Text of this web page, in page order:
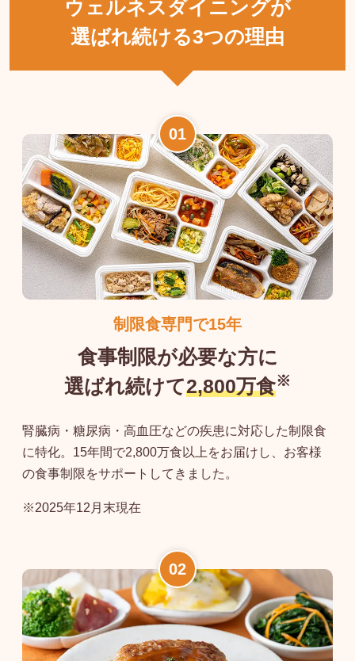
ウェルネスダイニングが
選ばれ続ける3つの理由
制限食専門で15年
食事制限が必要な方に
選ばれ続けて2,800万食※
腎臓病・糖尿病・高血圧などの疾患に対応した制限食
に特化。15年間で2,800万食以上をお届けし、お客様
の食事制限をサポートしてきました。
※2025年12月末現在